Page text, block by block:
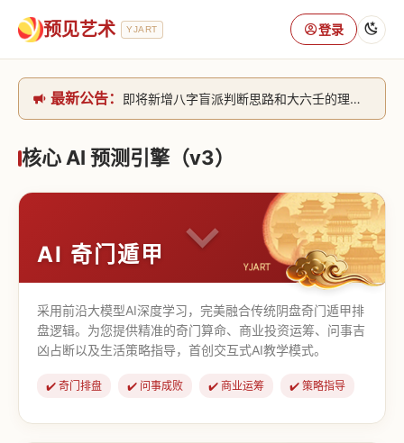
预见艺术 YJART 登录
最新公告：
即将新增八字盲派判断思路和大六壬的理气+取像判断思路。[内侧中，捐赠会员可用]2026/6/30
网站升级完成，升级全模块的算法，限时开放用户注册。2026/6/27
核心 AI 预测引擎（v3）
AI 奇门遁甲
采用前沿大模型AI深度学习，完美融合传统阴盘奇门遁甲排
盘逻辑。为您提供精准的奇门算命、商业投资运筹、问事吉
凶占断以及生活策略指导，首创交互式AI教学模式。
✔️ 奇门排盘 ✔️ 问事成败 ✔️ 商业运筹 ✔️ 策略指导
【道家奇门】 【传统奇门】